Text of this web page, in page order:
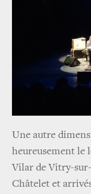
Une autre
heureusement le
Vilar de Vitry-sur-
Châtelet et